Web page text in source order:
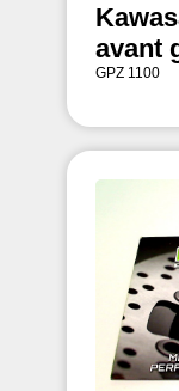
avant
GPZ 1100